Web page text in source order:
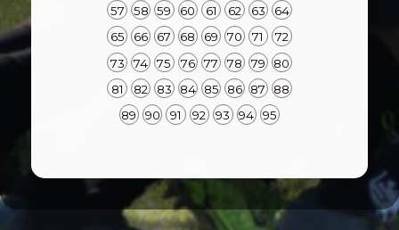
57
58 59 60 61 62 63
64
65
66 67 68 69 70 71
72
73
74 75 76 77 78 79
80
81
82 83 84 85 86 87
88
89
90 91 92 93 94 95